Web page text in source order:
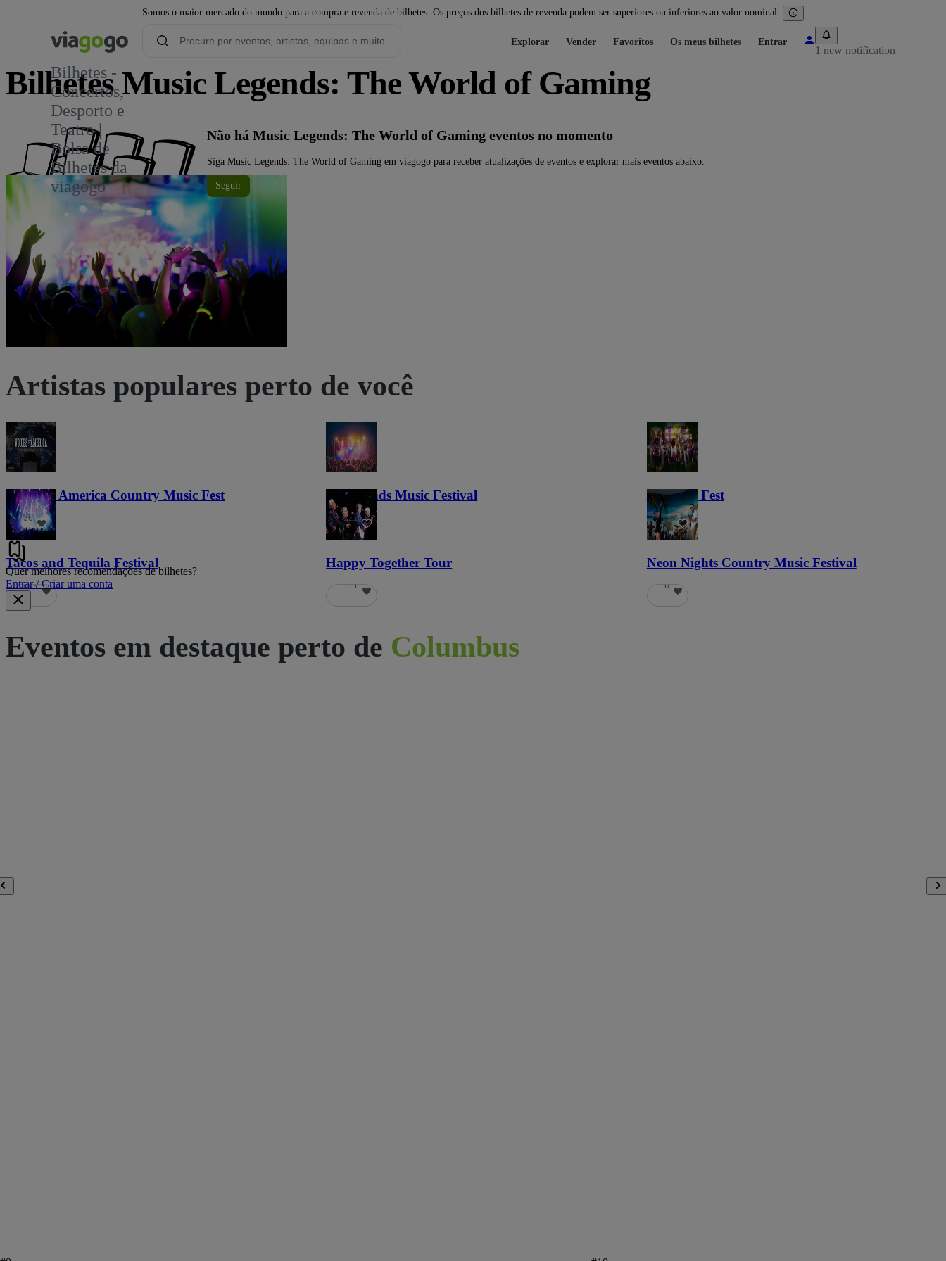
Somos o maior mercado do mundo para a compra e revenda de bilhetes. Os preços dos bilhetes de revenda podem ser superiores ou inferiores ao valor nominal.
Bilhetes -
Concertos,
Desporto e
Teatro |
Bolsa de
Bilhetes da
viagogo
Explorar Vender Favoritos Os meus bilhetes Entrar
1 new notification
Bilhetes Music Legends: The World of Gaming
Não há Music Legends: The World of Gaming eventos no momento
Siga Music Legends: The World of Gaming em viagogo para receber atualizações de eventos e explorar mais eventos abaixo.
Seguir
Artistas populares perto de você
Voices of America Country Music Fest
36
Lost Lands Music Festival
121
Haunted Fest
58
Tacos and Tequila Festival
689
Happy Together Tour
111
Neon Nights Country Music Festival
6
Quer melhores recomendações de bilhetes?
Entrar / Criar uma conta
Eventos em destaque perto de Columbus